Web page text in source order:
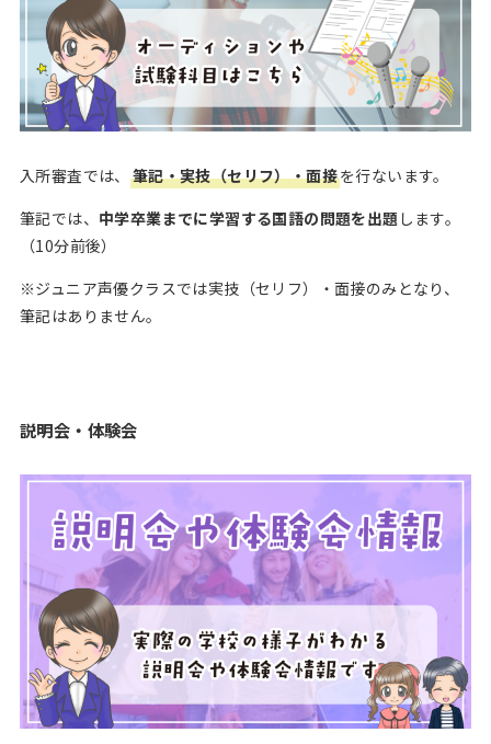
入所審査では、 筆記・実技（セリフ）・面接を行ないます。
筆記では、 中学卒業までに学習する国語の問題を出題 します。
（10分前後）
※ジュニア声優クラスでは実技（セリフ）・面接のみとなり、
筆記はありません。
説明会・体験会